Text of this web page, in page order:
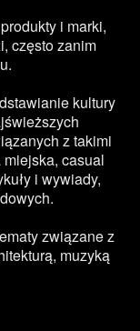
i marki,
często zanim
kultury
z takimi
casual
i wywiady,
związane z
muzyką